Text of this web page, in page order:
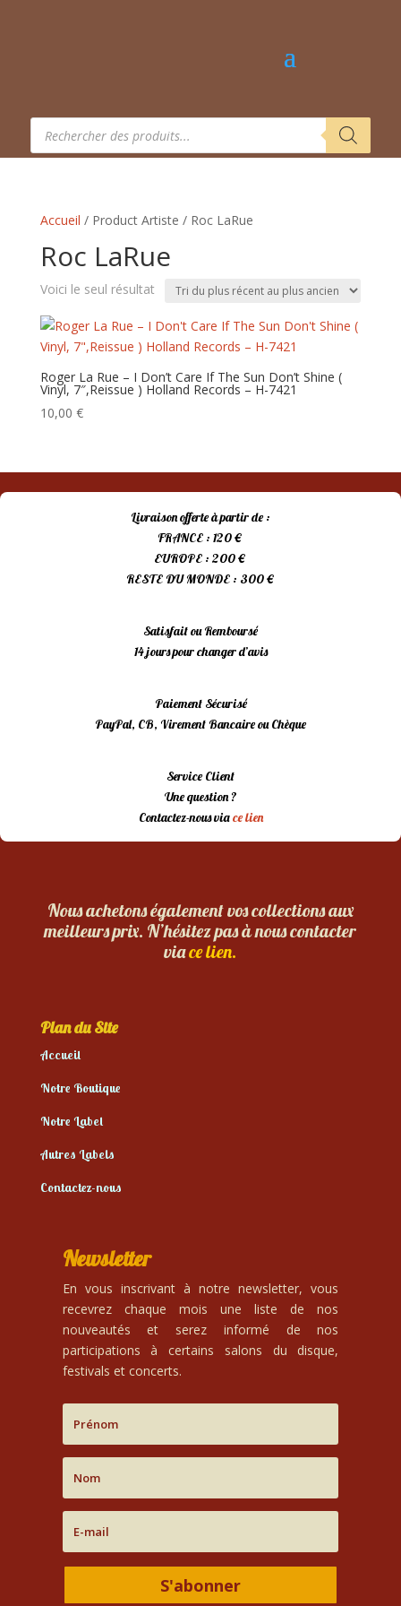
Recherche
produits
Accueil / Product Artiste / Roc LaRue
Roc LaRue
Voici le seul résultat
Roger La Rue – I Don’t Care If The Sun Don’t Shine (
Vinyl, 7″,Reissue ) Holland Records – H-7421
10,00 €
Livraison offerte à partir de :
FRANCE : 120 €
EUROPE : 200 €
RESTE DU MONDE : 300 €
Satisfait ou Remboursé
14 jours pour changer d’avis
Paiement Sécurisé
PayPal, CB, Virement Bancaire ou Chèque
Service Client
Une question ?
Contactez-nous viace lien
Nous achetons également vos collections aux
meilleurs prix. N’hésitez pas à nous contacter
viace lien.
Plan du Site
Accueil
Notre Boutique
Notre Label
Autres Labels
Contactez-nous
Newsletter
En vous inscrivant à notre newsletter, vous
recevrez chaque mois une liste de nos
nouveautés et serez informé de nos
participations à certains salons du disque,
festivals et concerts.
S'abonner